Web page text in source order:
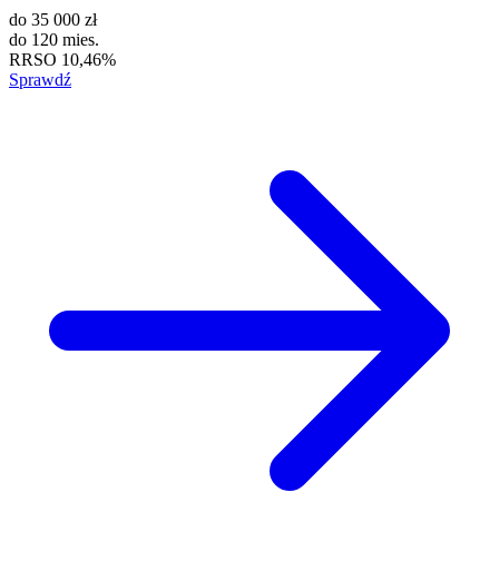
do 35 000 zł
do 120 mies.
RRSO 10,46%
Sprawdź